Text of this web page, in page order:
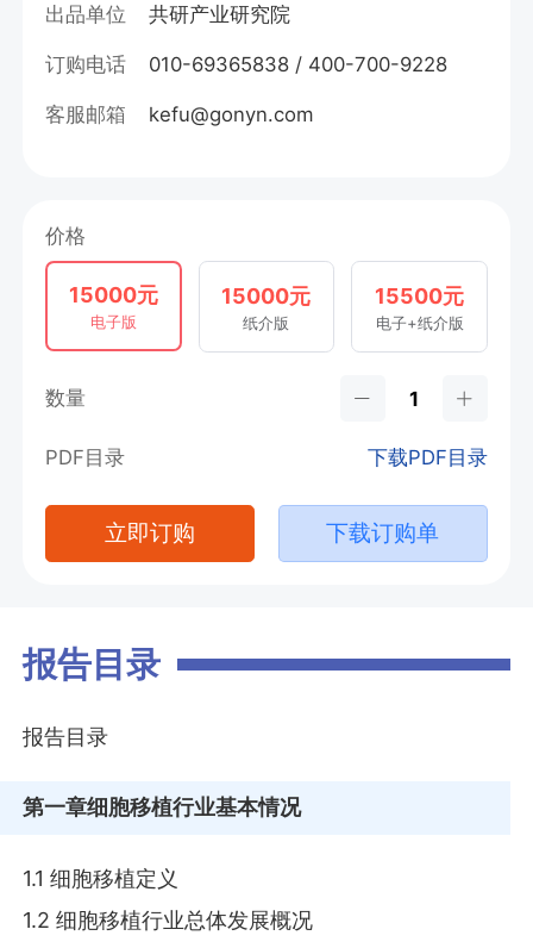
出品单位 共研产业研究院
订购电话 010-69365838 / 400-700-9228
客服邮箱 kefu@gonyn.com
价格
15000元
电子版
15000元
纸介版
15500元
电子+纸介版
数量
PDF目录 下载PDF目录
立即订购 下载订购单
报告目录
报告目录
第一章细胞移植行业基本情况
1.1 细胞移植定义
1.2 细胞移植行业总体发展概况